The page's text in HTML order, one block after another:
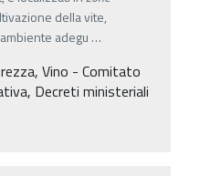
della vite,
adegu …
Vino - Comitato
Decreti ministeriali